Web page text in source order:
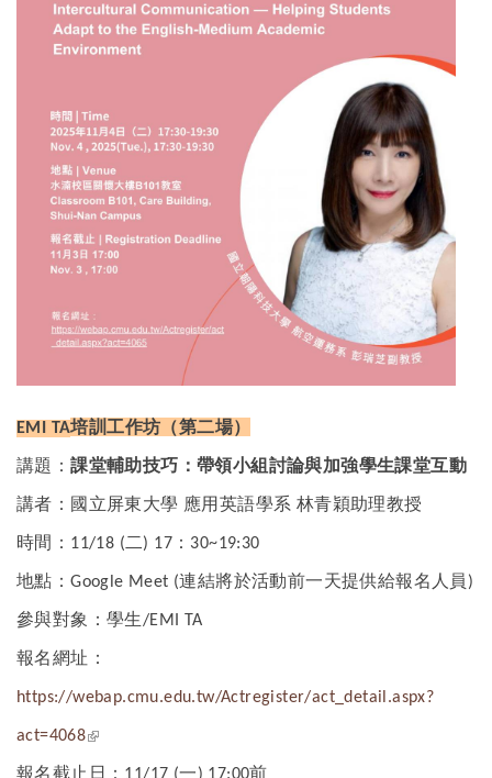
EMI TA培訓工作坊（第二場）
講題：課堂輔助技巧：帶領小組討論與加強學生課堂互動
講者：國立屏東大學 應用英語學系 林青穎助理教授
時間： 11/18 (二) 17 ： 30~19:30
地點：Google Meet (連結將於活動前一天提供給報名人員 )
參與對象：學生/EMI TA
報名網址：
https://webap.cmu.edu.tw/Actregister/act_detail.aspx?
act=4068 (link is external)
報名截止日： 11/17 (一) 17:00前